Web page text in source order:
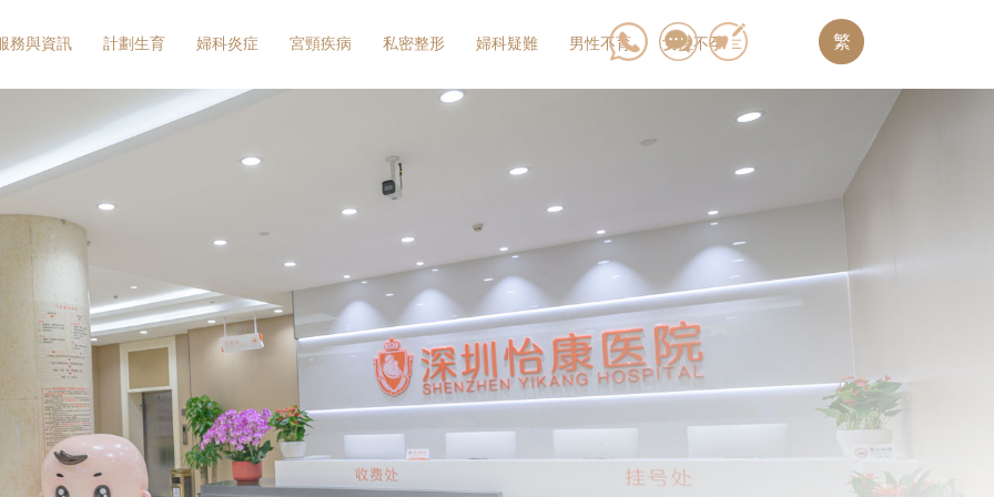
務與資訊 計劃生育 婦科炎症 宮頸疾病 私密整形 婦科疑難 男性不育 女性不孕 繁